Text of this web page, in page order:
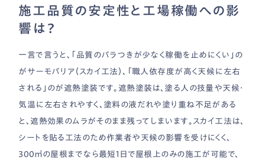
施工品質の安定性と工場稼働への影
響は？
一言で言うと、「品質のバラつきが少なく稼働を止めにくい」の
がサーモバリア（スカイ工法）、「職人依存度が高く天候に左右
される」のが遮熱塗装です。遮熱塗装は、塗る人の技量や天候・
気温に左右されやすく、塗料の液だれや塗り重ね不足がある
と、遮熱効果のムラがそのまま残ってしまいます。スカイ工法は、
シートを貼る工法のため作業者や天候の影響を受けにくく、
300㎡の屋根までなら最短1日で屋根上のみの施工が可能で、